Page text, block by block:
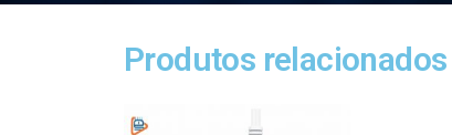
Produtos relacionados